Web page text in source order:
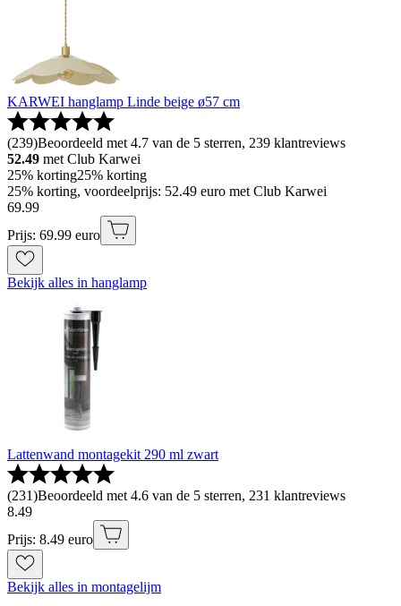
KARWEI hanglamp Linde beige ø57 cm
(239)Beoordeeld met 4.7 van de 5 sterren, 239 klantreviews
52.49 met Club Karwei
25% korting25% korting
25% korting, voordeelprijs: 52.49 euro met Club Karwei
69.99
Prijs: 69.99 euro
Bekijk alles in hanglamp
Lattenwand montagekit 290 ml zwart
(231)Beoordeeld met 4.6 van de 5 sterren, 231 klantreviews
8.49
Prijs: 8.49 euro
Bekijk alles in montagelijm